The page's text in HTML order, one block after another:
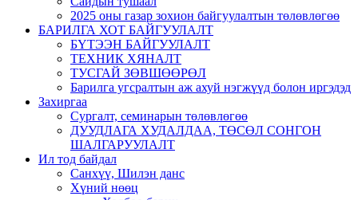
2025 оны газар зохион байгуулалтын төлөвлөгөө
БАРИЛГА ХОТ БАЙГУУЛАЛТ
БҮТЭЭН БАЙГУУЛАЛТ
ТЕХНИК ХЯНАЛТ
ТУСГАЙ ЗӨВШӨӨРӨЛ
Барилга угсралтын аж ахуй нэгжүүд болон иргэдэд
Захиргаа
Сургалт, семинарын төлөвлөгөө
ДУУДЛАГА ХУДАЛДАА, ТӨСӨЛ СОНГОН
ШАЛГАРУУЛАЛТ
Ил тод байдал
Санхүү, Шилэн данс
Хүний нөөц